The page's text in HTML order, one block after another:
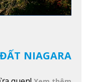
NIAGARA